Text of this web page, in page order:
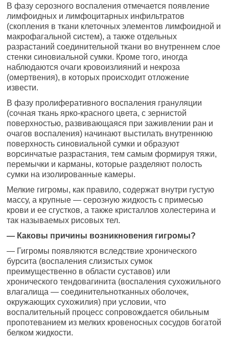
В фазу серозного воспаления отмечается появление
лимфоидных и лимфоцитарных инфильтратов
(скопления в ткани клеточных элементов лимфоидной и
макрофагальной систем), а также отдельных
разрастаний соединительной ткани во внутреннем слое
стенки синовиальной сумки. Кроме того, иногда
наблюдаются очаги кровоизлияний и некроза
(омертвения), в которых происходит отложение
извести.
В фазу пролиферативного воспаления грануляции
(сочная ткань ярко-красного цвета, с зернистой
поверхностью, развивающаяся при заживлении ран и
очагов воспаления) начинают выстилать внутреннюю
поверхность синовиальной сумки и образуют
ворсинчатые разрастания, тем самым формируя тяжи,
перемычки и карманы, которые разделяют полость
сумки на изолированные камеры.
Мелкие гигромы, как правило, содержат внутри густую
массу, а крупные — серозную жидкость с примесью
крови и ее сгустков, а также кристаллов холестерина и
так называемых рисовых тел.
— Каковы причины возникновения гигромы?
— Гигромы появляются вследствие хронического
бурсита (воспаления слизистых сумок
преимущественно в области суставов) или
хронического тендовагинита (воспаления сухожильного
влагалища — соединительнотканных оболочек,
окружающих сухожилия) при условии, что
воспалительный процесс сопровождается обильным
пропотеванием из мелких кровеносных сосудов богатой
белком жидкости.